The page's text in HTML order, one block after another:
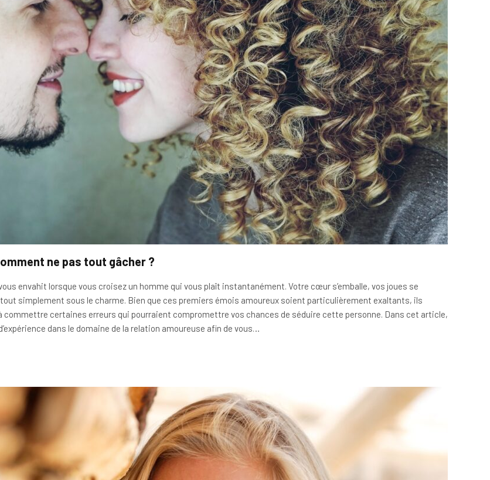
ne pas tout gâcher ?
envahit lorsque vous croisez un homme qui vous plaît instantanément. Votre cœur s’emballe, vos joues se
simplement sous le charme. Bien que ces premiers émois amoureux soient particulièrement exaltants, ils
commettre certaines erreurs qui pourraient compromettre vos chances de séduire cette personne. Dans cet article,
dans le domaine de la relation amoureuse afin de vous…